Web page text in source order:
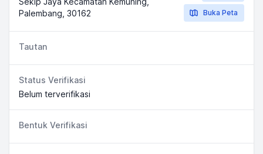
Palembang, 30162
Buka Peta
Tautan
Status Verifikasi
Belum terverifikasi
Bentuk Verifikasi